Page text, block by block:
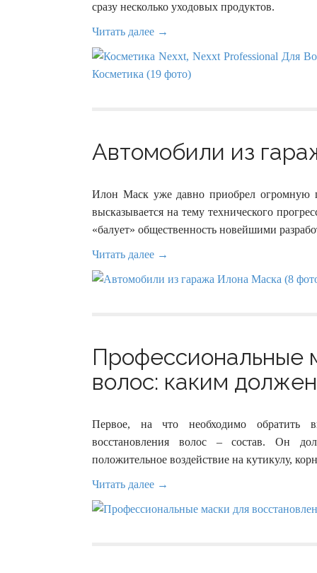
сразу несколько уходовых продуктов.
Читать далее →
Автомобили из
Илон Маск уже давно приобрел огромную
высказывается на тему технического
«балует» общественность новейшими
Читать далее →
Профессиональные
волос: каким
Первое, на что необходимо обратить
восстановления волос – состав. Он
положительное воздействие на кутикулу,
Читать далее →